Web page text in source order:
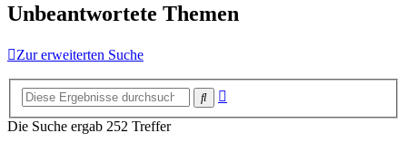
Unbeantwortete Themen
Zur erweiterten Suche
Suche
Die Suche ergab 252 Treffer